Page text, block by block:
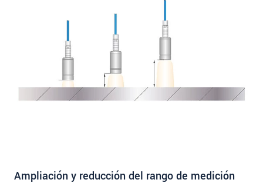
Ampliación y reducción del rango de medición